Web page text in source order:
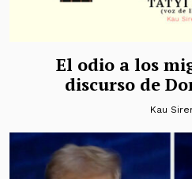
El odio a los
discurso de
Kau